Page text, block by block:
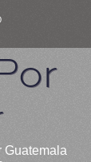
Guatemala